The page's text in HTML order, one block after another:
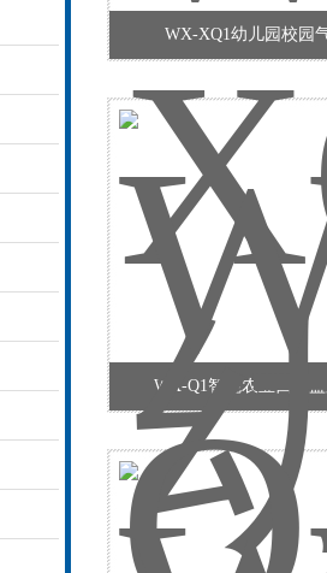
WX-XQ1幼儿园校园
WX-Q1智能农业四情